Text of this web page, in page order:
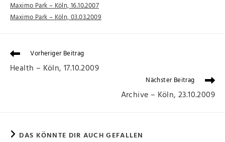
Maximo Park – Köln, 16.10.2007
Maximo Park – Köln, 03.03.2009
Vorheriger Beitrag
Health – Köln, 17.10.2009
Nächster Beitrag
Archive – Köln, 23.10.2009
DAS KÖNNTE DIR AUCH GEFALLEN